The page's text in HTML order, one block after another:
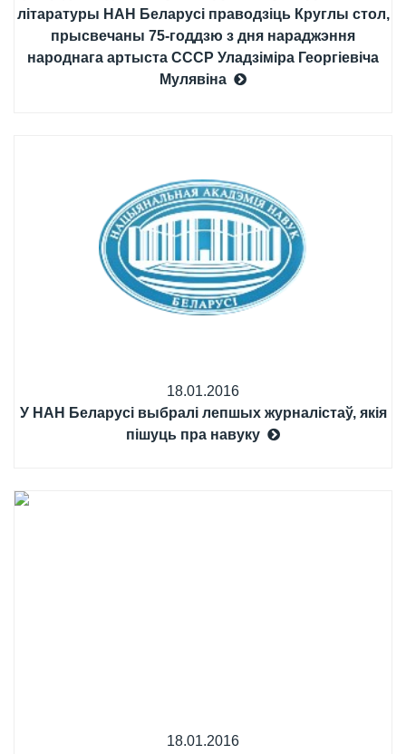
літаратуры НАН Беларусі праводзіць Круглы стол,
прысвечаны 75-годдзю з дня нараджэння
народнага артыста СССР Уладзіміра Георгіевіча
Мулявіна
18.01.2016
У НАН Беларусі выбралі лепшых журналістаў, якія
пішуць пра навуку
18.01.2016